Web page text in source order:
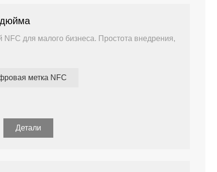
дюйма
для малого бизнеса. Простота внедрения,
Андроид и IOS
метка NFC
Детали